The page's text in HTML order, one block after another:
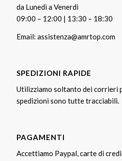
da Lunedì a Venerdi
09:00 – 12:00 | 13:30 – 18:30
Email: assistenza@amrtop.com
SPEDIZIONI RAPIDE
Utilizziamo soltanto dei corrieri
spedizioni sono tutte tracciabili.
PAGAMENTI
Accettiamo Paypal, carte di